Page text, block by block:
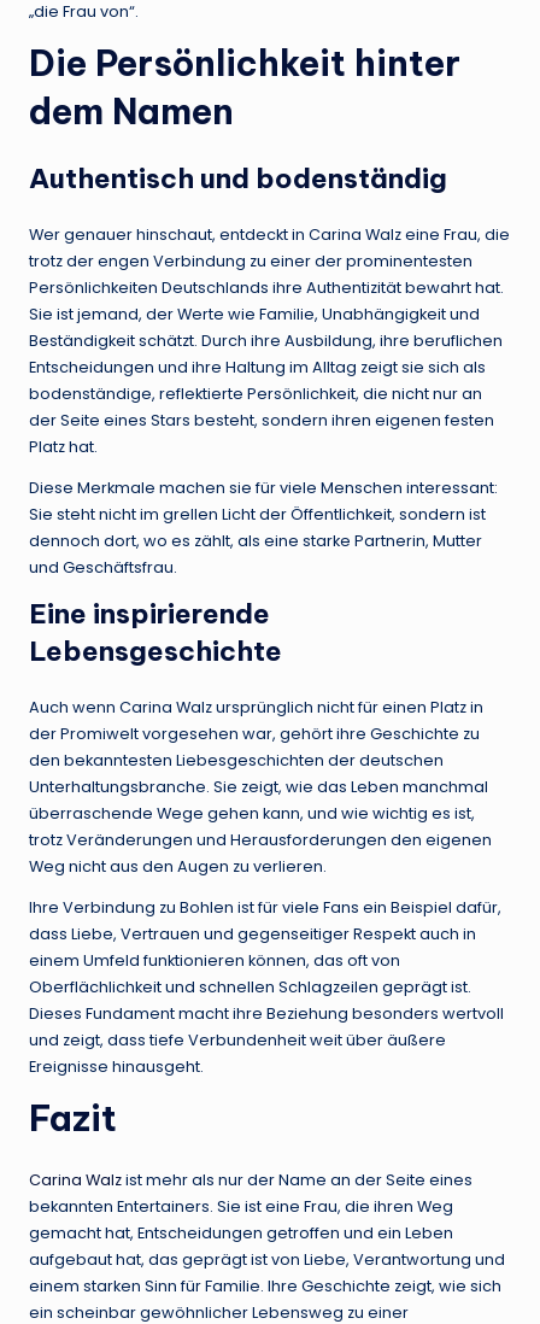
„die Frau von“.
Die Persönlichkeit hinter
dem Namen
Authentisch und bodenständig
Wer genauer hinschaut, entdeckt in Carina Walz eine Frau, die
trotz der engen Verbindung zu einer der prominentesten
Persönlichkeiten Deutschlands ihre Authentizität bewahrt hat.
Sie ist jemand, der Werte wie Familie, Unabhängigkeit und
Beständigkeit schätzt. Durch ihre Ausbildung, ihre beruflichen
Entscheidungen und ihre Haltung im Alltag zeigt sie sich als
bodenständige, reflektierte Persönlichkeit, die nicht nur an
der Seite eines Stars besteht, sondern ihren eigenen festen
Platz hat.
Diese Merkmale machen sie für viele Menschen interessant:
Sie steht nicht im grellen Licht der Öffentlichkeit, sondern ist
dennoch dort, wo es zählt, als eine starke Partnerin, Mutter
und Geschäftsfrau.
Eine inspirierende
Lebensgeschichte
Auch wenn Carina Walz ursprünglich nicht für einen Platz in
der Promiwelt vorgesehen war, gehört ihre Geschichte zu
den bekanntesten Liebesgeschichten der deutschen
Unterhaltungsbranche. Sie zeigt, wie das Leben manchmal
überraschende Wege gehen kann, und wie wichtig es ist,
trotz Veränderungen und Herausforderungen den eigenen
Weg nicht aus den Augen zu verlieren.
Ihre Verbindung zu Bohlen ist für viele Fans ein Beispiel dafür,
dass Liebe, Vertrauen und gegenseitiger Respekt auch in
einem Umfeld funktionieren können, das oft von
Oberflächlichkeit und schnellen Schlagzeilen geprägt ist.
Dieses Fundament macht ihre Beziehung besonders wertvoll
und zeigt, dass tiefe Verbundenheit weit über äußere
Ereignisse hinausgeht.
Fazit
Carina Walzist mehr als nur der Name an der Seite eines
bekannten Entertainers. Sie ist eine Frau, die ihren Weg
gemacht hat, Entscheidungen getroffen und ein Leben
aufgebaut hat, das geprägt ist von Liebe, Verantwortung und
einem starken Sinn für Familie. Ihre Geschichte zeigt, wie sich
ein scheinbar gewöhnlicher Lebensweg zu einer